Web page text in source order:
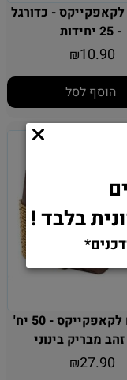
- כדורגל
- 25 יחידות
₪10.90
הוסף לסל
מנג'טים לקאפקייקס - 50 יח'
מבריק בינוני
₪27.90
בלבד !